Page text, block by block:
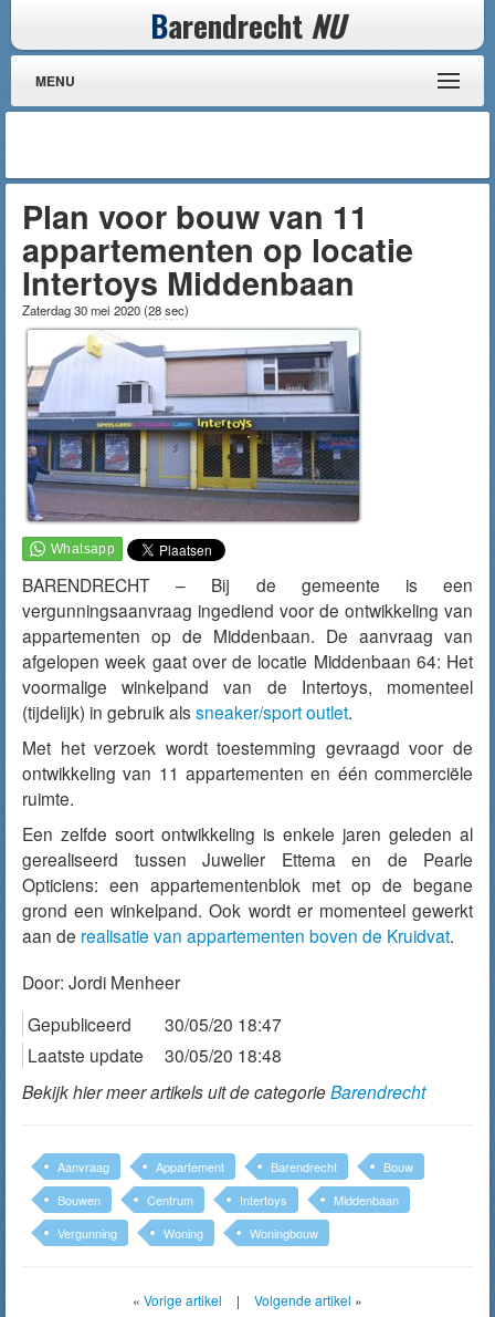
Barendrecht NU
MENU
Plan voor bouw van 11
appartementen op locatie
Intertoys Middenbaan
Zaterdag 30 mei 2020(28 sec)
BARENDRECHT – Bij de gemeente is een
vergunningsaanvraag ingediend voor de ontwikkeling van
appartementen op de Middenbaan. De aanvraag van
afgelopen week gaat over de locatie Middenbaan 64: Het
voormalige winkelpand van de Intertoys, momenteel
(tijdelijk) in gebruik als sneaker/sport outlet.
Met het verzoek wordt toestemming gevraagd voor de
ontwikkeling van 11 appartementen en één commerciële
ruimte.
Een zelfde soort ontwikkeling is enkele jaren geleden al
gerealiseerd tussen Juwelier Ettema en de Pearle
Opticiens: een appartementenblok met op de begane
grond een winkelpand. Ook wordt er momenteel gewerkt
aan de realisatie van appartementen boven de Kruidvat.
Door: Jordi Menheer
Gepubliceerd
30/05/20 18:47
Laatste update
30/05/20 18:48
Bekijk hier meer artikels uit de categorieBarendrecht
Aanvraag Appartement Barendrecht
Bouw
Bouwen
Centrum Intertoys
Middenbaan
Vergunning
Woning Woningbouw
« Vorige artikel | Volgende artikel »